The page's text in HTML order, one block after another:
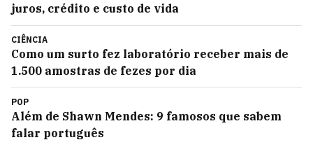
juros, crédito e custo de vida
CIÊNCIA
Como um surto fez laboratório receber mais de
1.500 amostras de fezes por dia
POP
Além de Shawn Mendes: 9 famosos que sabem
falar português